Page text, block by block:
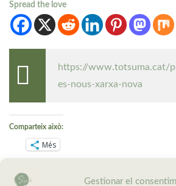
Gestionar el
Spread the love
https://www.totsuma.cat/
es-nous-xarxa-nova
Comparteix això:
Més
Us agrada: